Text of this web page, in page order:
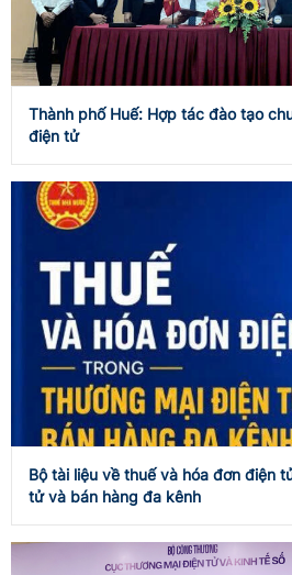
Thành phố Huế: Hợp tác đào tạo
điện tử
Bộ tài liệu về thuế và hóa đơn điện
tử và bán hàng đa kênh